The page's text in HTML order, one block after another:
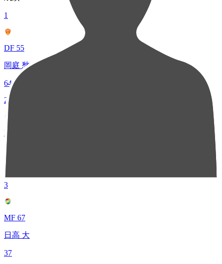
1
DF 55
岡庭 愁人
64
2
MF 14
椿 直起
49
3
MF 67
日高 大
37